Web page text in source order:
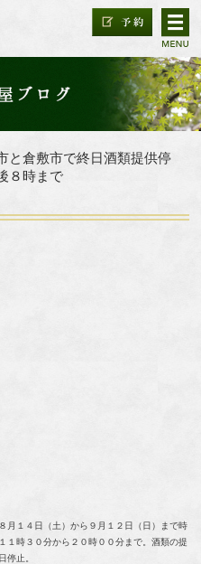
と倉敷市で終日酒類提供停
８時まで
月１４日（土）から９月１２日（日）まで時
１時３０分から２０時００分まで。酒類の提
停止。